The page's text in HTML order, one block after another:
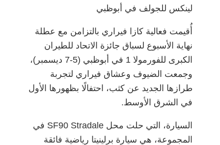
لينكس للجولف في أبوظبي
أُقيمت فعالية كازا فيراري بالتزامن مع عطلة
نهاية الأسبوع لسباق جائزة الاتحاد للطيران
الكبرى للفورمولا 1 في أبوظبي (5-7 ديسمبر)،
وجمعت الضيوف وعشاق فيراري لتجربة
طرازها الجديد عن كثب، احتفالًا بظهورها الأول
في الشرق الأوسط.
السيارة، التي حلت محل SF90 Stradale في
المجموعة، هي سيارة برلينيتا رياضية فائقة